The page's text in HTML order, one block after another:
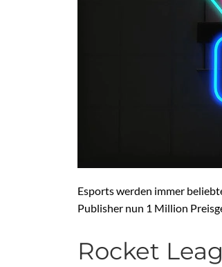
Esports werden immer
Publisher nun 1 Million
Rocket